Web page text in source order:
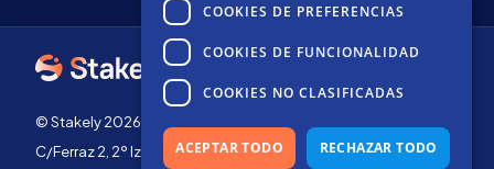
© Stakely 2026 | Stakely, S.L. | NIF B72551682
C/Ferraz 2, 2º Izq, 28008, Madrid, España
COOKIES DE PREFERENCIAS
COOKIES DE FUNCIONALIDAD
COOKIES NO CLASIFICADAS
ACEPTAR TODO RECHAZAR TODO